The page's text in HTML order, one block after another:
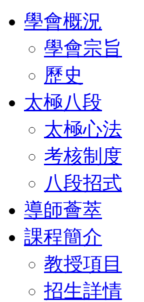
學會概況
學會宗旨
歷史
太極八段
太極心法
考核制度
八段招式
導師薈萃
課程簡介
教授項目
招生詳情